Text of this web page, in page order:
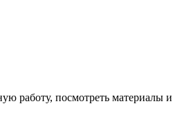
работу, посмотреть материалы